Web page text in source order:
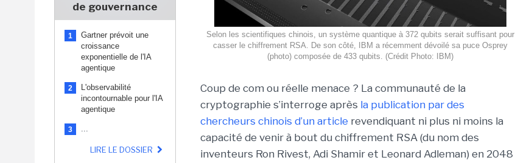
de gouvernance
1
Gartner prévoit une
croissance
exponentielle de l'IA
agentique
2
L'observabilité
incontournable pour l'IA
agentique
3 ...
LIRE LE DOSSIER
Selon les scientifiques chinois, un système quantique à 372 qubits serait suffisant pour
casser le chiffrement RSA. De son côté, IBM a récemment dévoilé sa puce Osprey
(photo) composée de 433 qubits. (Crédit Photo: IBM)
Coup de com ou réelle menace ? La communauté de la
cryptographie s’interroge après la publication par des
chercheurs chinois d’un article revendiquant ni plus ni moins la
capacité de venir à bout du chiffrement RSA (du nom des
inventeurs Ron Rivest, Adi Shamir et Leonard Adleman) en 2048